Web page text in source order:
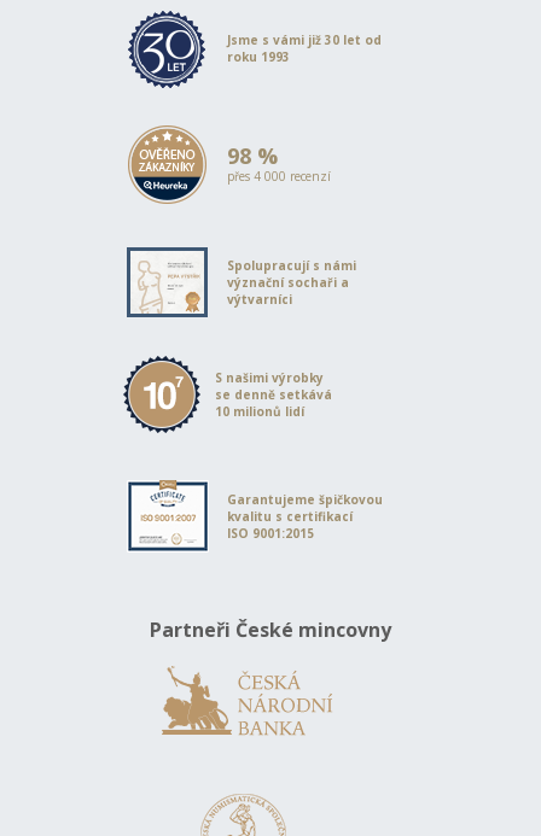
Jsme s vámi již 30 let od
roku 1993
98 %
přes 4 000 recenzí
Spolupracují s námi
význační sochaři a
výtvarníci
S našimi výrobky
se denně setkává
10 milionů lidí
Garantujeme špičkovou
kvalitu s certifikací
ISO 9001:2015
Partneři České mincovny